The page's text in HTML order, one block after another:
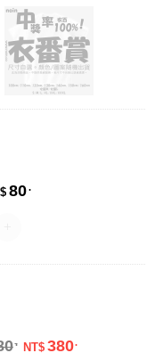
80.
. 原始價格：
NT$ 380.目前價格